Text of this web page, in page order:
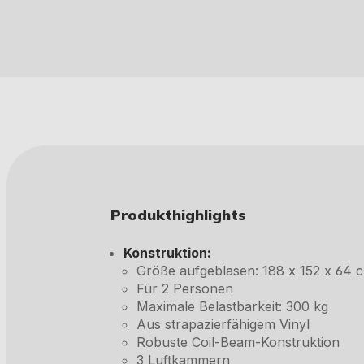
Produkthighlights
Konstruktion:
Größe aufgeblasen: 188 x 152 x 64
Für 2 Personen
Maximale Belastbarkeit: 300 kg
Aus strapazierfähigem Vinyl
Robuste Coil-Beam-Konstruktion
3 Luftkammern